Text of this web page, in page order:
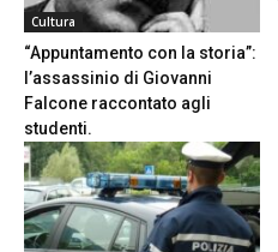
Cultura
“Appuntamento con la storia”:
l’assassinio di Giovanni
Falcone raccontato agli
studenti.